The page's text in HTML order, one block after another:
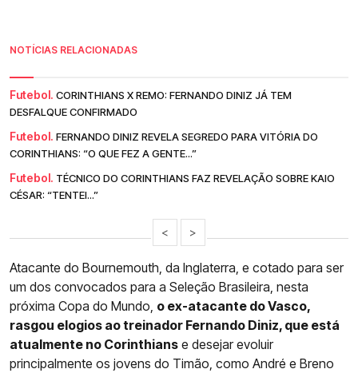
NOTÍCIAS RELACIONADAS
Futebol. CORINTHIANS X REMO: FERNANDO DINIZ JÁ TEM
DESFALQUE CONFIRMADO
Futebol. FERNANDO DINIZ REVELA SEGREDO PARA VITÓRIA DO
CORINTHIANS: “O QUE FEZ A GENTE...”
Futebol. TÉCNICO DO CORINTHIANS FAZ REVELAÇÃO SOBRE KAIO
CÉSAR: “TENTEI...”
< >
Atacante do Bournemouth, da Inglaterra, e cotado para ser
um dos convocados para a Seleção Brasileira, nesta
próxima Copa do Mundo, o ex-atacante do Vasco,
rasgou elogios ao treinador Fernando Diniz, que está
atualmente no Corinthians e desejar evoluir
principalmente os jovens do Timão, como André e Breno